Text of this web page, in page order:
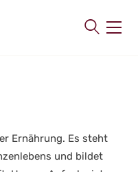
Ernäh­rung. Es steht
und bil­det